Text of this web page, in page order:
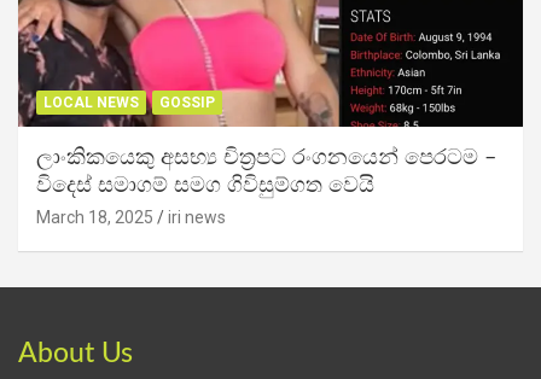
LOCAL NEWS GOSSIP
ලාංකිකයෙකු අසභ්‍ය චිත්‍රපට රංගනයෙන් පෙරටම –
විදෙස් සමාගම් සමග ගිවිසුම්ගත වෙයි
March 18, 2025 iri news
About Us